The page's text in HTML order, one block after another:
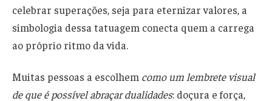
celebrar superações, seja para eternizar valores, a
simbologia dessa tatuagem conecta quem a carrega
ao próprio ritmo da vida.
Muitas pessoas a escolhem como um lembrete visual
de que é possível abraçar dualidades: doçura e força,